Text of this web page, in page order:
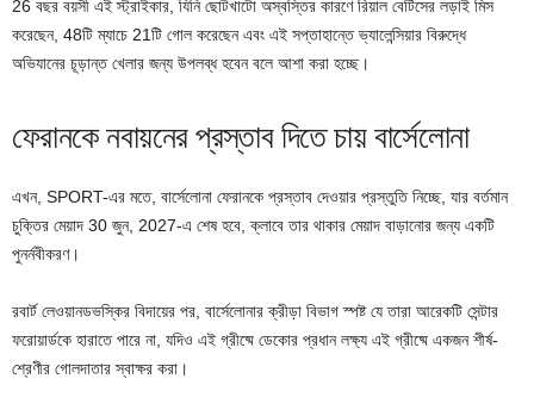
26 বছর বয়সী এই স্ট্রাইকার, যিনি ছোটখাটো অস্বস্তির কারণে রিয়াল বেটিসের লড়াই মিস
করেছেন, 48টি ম্যাচে 21টি গোল করেছেন এবং এই সপ্তাহান্তে ভ্যালেন্সিয়ার বিরুদ্ধে
অভিযানের চূড়ান্ত খেলার জন্য উপলব্ধ হবেন বলে আশা করা হচ্ছে।
ফেরানকে নবায়নের প্রস্তাব দিতে চায় বার্সেলোনা
এখন, SPORT-এর মতে, বার্সেলোনা ফেরানকে প্রস্তাব দেওয়ার প্রস্তুতি নিচ্ছে, যার বর্তমান
চুক্তির মেয়াদ 30 জুন, 2027-এ শেষ হবে, ক্লাবে তার থাকার মেয়াদ বাড়ানোর জন্য একটি
পুনর্নবীকরণ।
রবার্ট লেওয়ানডভস্কির বিদায়ের পর, বার্সেলোনার ক্রীড়া বিভাগ স্পষ্ট যে তারা আরেকটি সেন্টার
ফরোয়ার্ডকে হারাতে পারে না, যদিও এই গ্রীষ্মে ডেকোর প্রধান লক্ষ্য এই গ্রীষ্মে একজন শীর্ষ-
শ্রেণীর গোলদাতার স্বাক্ষর করা।